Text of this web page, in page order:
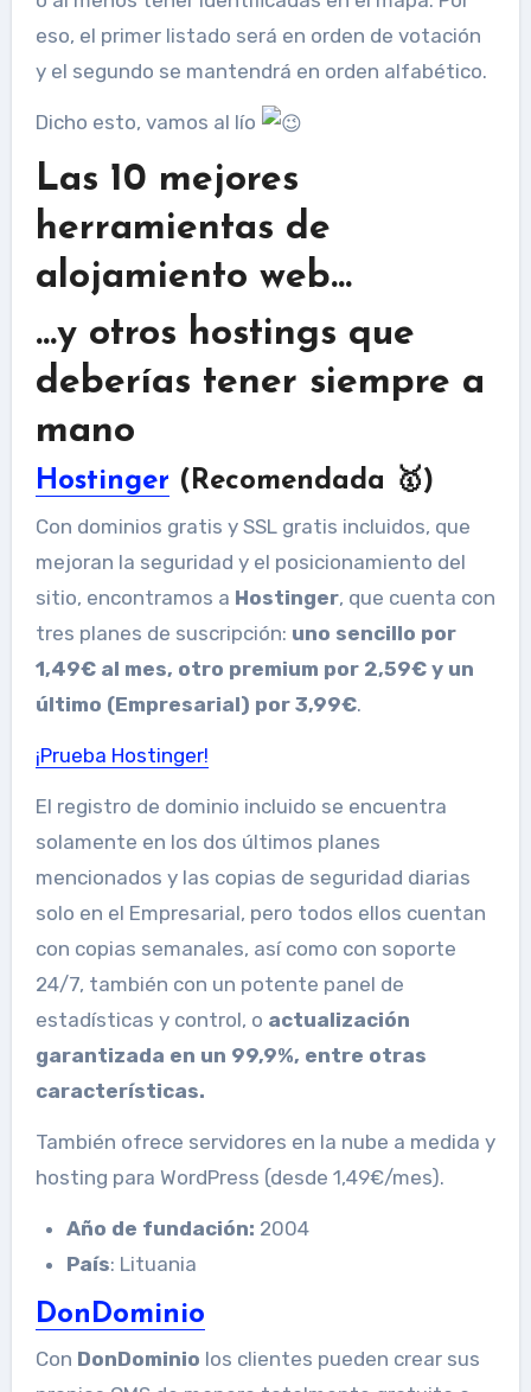
eso, el primer listado será en orden de votación
y el segundo se mantendrá en orden alfabético.
Dicho esto, vamos al lío
Las 10 mejores
herramientas de
alojamiento web…
…y otros hostings que
deberías tener siempre a
mano
Hostinger (Recomendada 🥇)
Con dominios gratis y SSL gratis incluidos, que
mejoran la seguridad y el posicionamiento del
sitio, encontramos a Hostinger, que cuenta con
tres planes de suscripción: uno sencillo por
1,49€ al mes, otro premium por 2,59€ y un
último (Empresarial) por 3,99€.
¡Prueba Hostinger!
El registro de dominio incluido se encuentra
solamente en los dos últimos planes
mencionados y las copias de seguridad diarias
solo en el Empresarial, pero todos ellos cuentan
con copias semanales, así como con soporte
24/7, también con un potente panel de
estadísticas y control, o actualización
garantizada en un 99,9%, entre otras
características.
También ofrece servidores en la nube a medida y
hosting para WordPress (desde 1,49€/mes).
Año de fundación: 2004
País: Lituania
DonDominio
Con DonDominio los clientes pueden crear sus